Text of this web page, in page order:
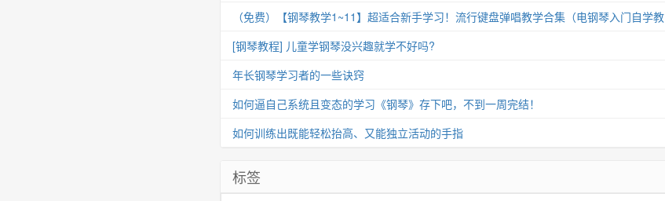
（免费）【钢琴教学1~11】超适合新手学习！流行键盘弹唱教学合集（电钢琴入门自学教
[钢琴教程] 儿童学钢琴没兴趣就学不好吗?
年长钢琴学习者的一些诀窍
如何逼自己系统且变态的学习《钢琴》存下吧，不到一周完结！
如何训练出既能轻松抬高、又能独立活动的手指
标签